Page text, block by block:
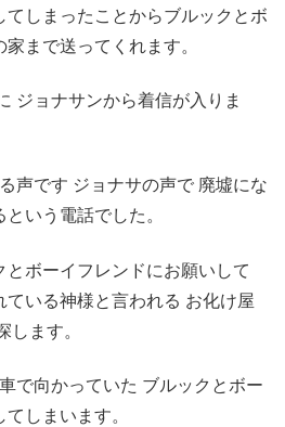
しまったことからブルックとボ
まで送ってくれます。
ジョナサンから着信が入りま
声です ジョナサの声で 廃墟にな
いう電話でした。
ボーイフレンドにお願いして
ている神様と言われる お化け屋
します。
で向かっていた ブルックとボー
しまいます。